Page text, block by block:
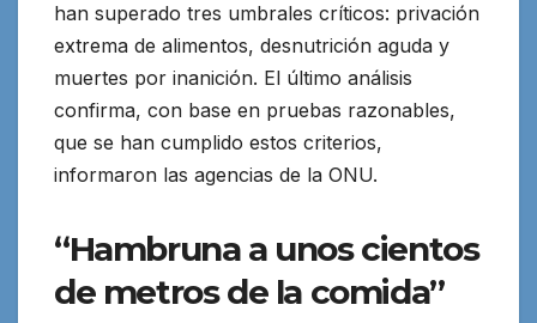
han superado tres umbrales críticos: privación
extrema de alimentos, desnutrición aguda y
muertes por inanición. El último análisis
confirma, con base en pruebas razonables,
que se han cumplido estos criterios,
informaron las agencias de la ONU.
“Hambruna a unos cientos
de metros de la comida”